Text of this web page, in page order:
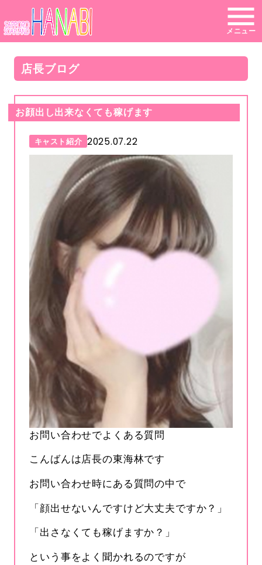
メニュー
店長ブログ
お顔出し出来なくても稼げます
キャスト紹介 2025.07.22
お問い合わせでよくある質問
こんばんは店長の東海林です
お問い合わせ時にある質問の中で
「顔出せないんですけど大丈夫ですか？」
「出さなくても稼げますか？」
という事をよく聞かれるのですが